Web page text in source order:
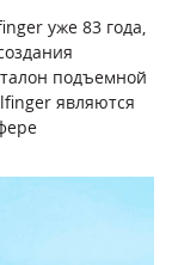
уже 83 года,
подъемной
являются